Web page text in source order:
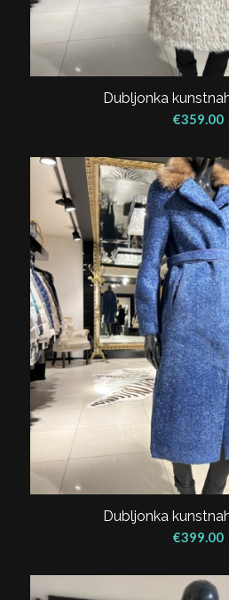
Dubljonka
€359.00
Dubljonka
€399.00